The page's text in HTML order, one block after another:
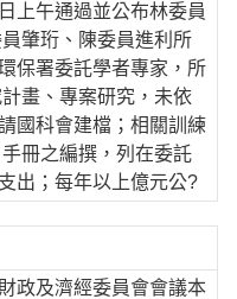
上午通過並公布林委員
肇珩、陳委員進利所
保署委託學者專家，所
畫、專案研究，未依
國科會建檔；相關訓練
冊之編撰，列在委託
出；每年以上億元公?
及濟經委員會會議本